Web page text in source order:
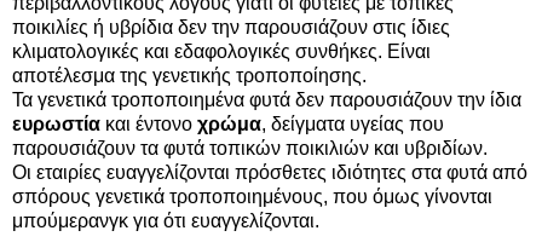
ποικιλίες ή υβρίδια δεν την παρουσιάζουν στις ίδιες
κλιματολογικές και εδαφολογικές συνθήκες. Είναι
αποτέλεσμα της γενετικής τροποποίησης.
Τα γενετικά τροποποιημένα φυτά δεν παρουσιάζουν την ίδια
ευρωστία και έντονο χρώμα, δείγματα υγείας που
παρουσιάζουν τα φυτά τοπικών ποικιλιών και υβριδίων.
Οι εταιρίες ευαγγελίζονται πρόσθετες ιδιότητες στα φυτά από
σπόρους γενετικά τροποποιημένους, που όμως γίνονται
μπούμερανγκ για ότι ευαγγελίζονται.